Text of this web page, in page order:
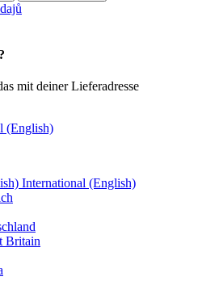
mit deiner Lieferadresse
(English)
International (English)
Britain